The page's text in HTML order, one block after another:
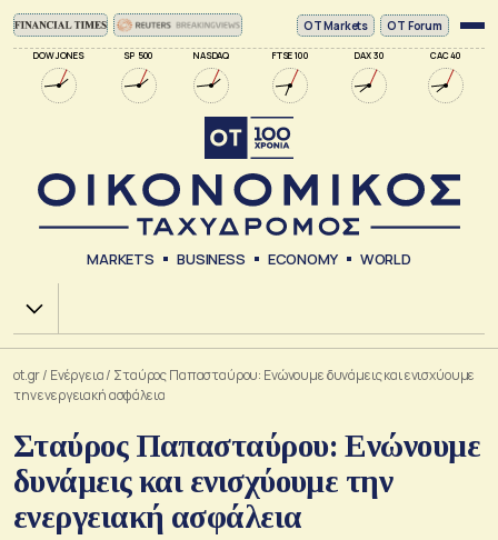
DOW JONES SP 500 NASDAQ FTSE 100 DAX 30 CAC 40
ΟΤ Markets OT Forum
MARKETS BUSINESS ECONOMY WORLD
Χ.Α.
ot.gr/ Ενέργεια/ Σταύρος Παπασταύρου: Ενώνουμε δυνάμεις και ενισχύουμε
την ενεργειακή ασφάλεια
Σταύρος Παπασταύρου: Ενώνουμε
δυνάμεις και ενισχύουμε την
ενεργειακή ασφάλεια